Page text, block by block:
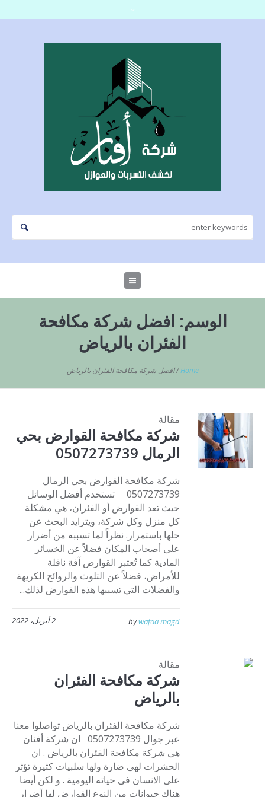
الوسم: افضل شركة مكافحة
الفئران بالرياض
Home
/افضل شركة مكافحة الفئران بالرياض
مقالة
شركة مكافحة القوارض بحي
الرمال 0507273739
شركة مكافحة القوارض بحي الرمال
0507273739 تستخدم أفضل الوسائل
حيث تعد القوارض أو الفئران، هي مشكلة
كل منزل وكل شركة، ويتزايد البحث عن
حلها باستمرار. نظراً لما تسببه من أضرار
على أصحاب المكان فضلاً عن الخسائر
المادية كما تُعتبر القوارض آفة ناقلة
للأمراض، فضلاً عن التلوث والروائح الكريهة
والفضلات التي تسببها هذه القوارض لذلك...
2 أبريل، 2022 bywafaa magd
مقالة
شركة مكافحة الفئران
بالرياض
شركة مكافحة الفئران بالرياض تواصلوا معنا
عبر جوال 0507273739 ان شركة أفنان
هى شركة مكافحة الفئران بالرياض . ان
الحشرات لهى ضارة ولها سلبيات كثيرة تؤثر
على الانسان فى حياته اليومية . و لكن أيضا
هناك حيوانات من النوع القوارض لها أضرار